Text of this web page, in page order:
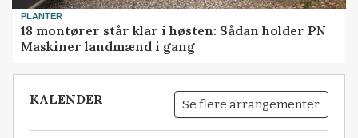
PLANTER
18 montører står klar i høsten: Sådan holder PN
Maskiner landmænd i gang
KALENDER Se flere arrangementer